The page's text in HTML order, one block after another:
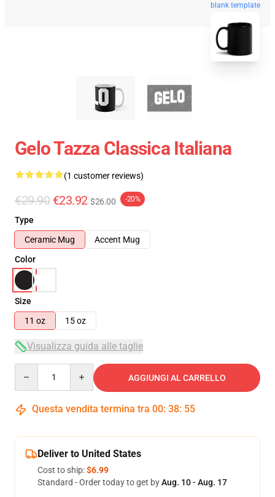
blank template
Gelo Tazza Classica Italiana
(1 customer reviews)
€29.90 €23.92 $26.00 -20%
Type
Ceramic Mug
Accent Mug
Color
Size
11 oz
15 oz
Visualizza guida alle taglie
AGGIUNGI AL CARRELLO
Questa vendita termina tra 00: 38: 54
Deliver to United States
Cost to ship:$6.99
Standard - Order today to get byAug. 10 - Aug. 17